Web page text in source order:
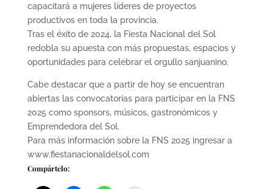
capacitará a mujeres líderes de proyectos
productivos en toda la provincia.
Tras el éxito de 2024, la Fiesta Nacional del Sol
redobla su apuesta con más propuestas, espacios y
oportunidades para celebrar el orgullo sanjuanino.
Cabe destacar que a partir de hoy se encuentran
abiertas las convocatorias para participar en la FNS
2025 como sponsors, músicos, gastronómicos y
Emprendedora del Sol.
Para más información sobre la FNS 2025 ingresar a
www.fiestanacionaldelsol.com
Compártelo: